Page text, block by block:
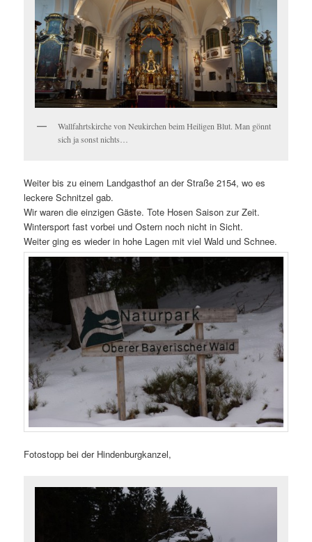
Wallfahrtskirche von Neukirchen beim Heiligen Blut. Man gönnt
sich ja sonst nichts…
Weiter bis zu einem Landgasthof an der Straße 2154, wo es
leckere Schnitzel gab.
Wir waren die einzigen Gäste. Tote Hosen Saison zur Zeit.
Wintersport fast vorbei und Ostern noch nicht in Sicht.
Weiter ging es wieder in hohe Lagen mit viel Wald und Schnee.
Fotostopp bei der Hindenburgkanzel,